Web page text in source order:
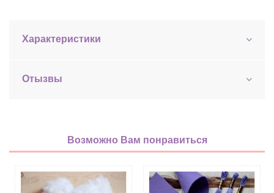
Характеристики
Отызвы
Возможно Вам понравиться